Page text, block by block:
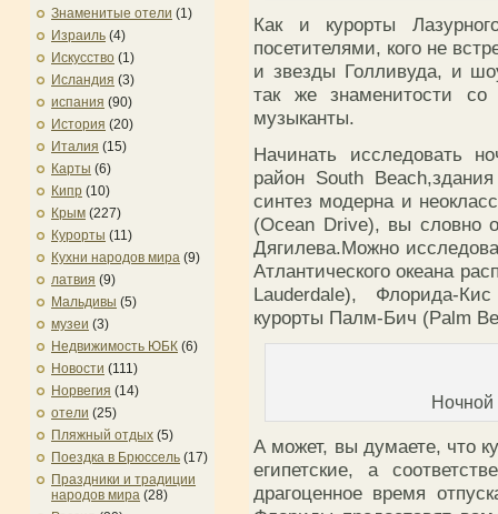
Знаменитые отели (1)
Израиль (4)
Искусство (1)
Исландия (3)
испания (90)
История (20)
Италия (15)
Карты (6)
Кипр (10)
Крым (227)
Курорты (11)
Кухни народов мира (9)
латвия (9)
Мальдивы (5)
музеи (3)
Недвижимость ЮБК (6)
Новости (111)
Норвегия (14)
отели (25)
Пляжный отдых (5)
Поездка в Брюссель (17)
Праздники и традиции
народов мира (28)
Как и курорты
посетителями, кого не
и звезды Голливуда, и
так же знаменитости
музыканты.
Начинать исследовать
район South
синтез модерна и
(Ocean Drive), вы словно
Дягилева.Можно
Атлантического океана
Lauderdale), Флорида-
курорты Палм-Бич (Palm
А может, вы думаете, что
египетские, а
драгоценное время